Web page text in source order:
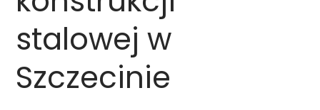
stalowej w
Szczecinie